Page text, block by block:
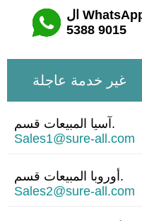
 ال WhatsApp 86-181
5388 9015
غير خدمة عاجلة
آسيا المبيعات قسم.
Sales1@sure-all.com
أوروبا المبيعات قسم.
Sales2@sure-all.com